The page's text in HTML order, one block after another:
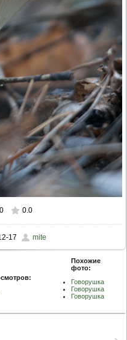
0 0.0
17 mite
Похожие
фото:
Говорушка
Говорушка
Говорушка